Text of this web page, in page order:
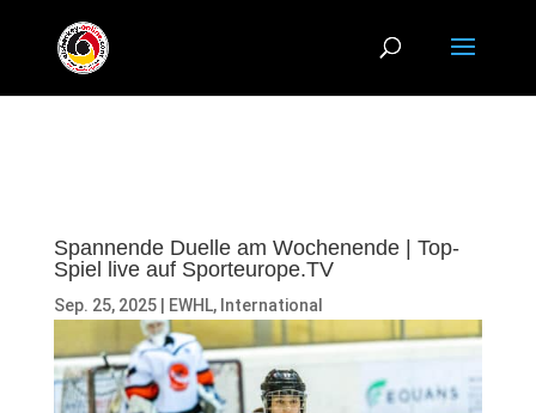
Spannende Duelle am Wochenende | Top-
Spiel live auf Sporteurope.TV
Sep. 25, 2025| EWHL, International